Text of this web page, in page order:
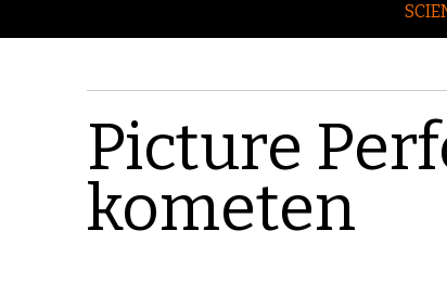
Picture
kometen